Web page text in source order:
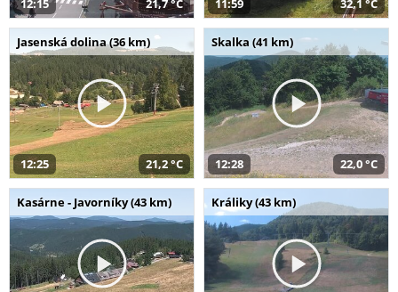
12:15 21,7 °C 11:59 32,1 °C
Jasenská dolina (36 km)
12:25 21,2 °C
Skalka (41 km)
12:28 22,0 °C
Kasárne - Javorníky (43 km) Králiky (43 km)